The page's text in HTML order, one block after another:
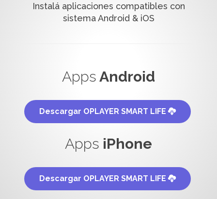
Instalá aplicaciones compatibles con
sistema Android & iOS
Apps Android
Descargar OPLAYER SMART LIFE
Apps iPhone
Descargar OPLAYER SMART LIFE